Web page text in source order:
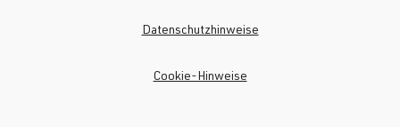
Datenschutzhinweise
Cookie-Hinweise